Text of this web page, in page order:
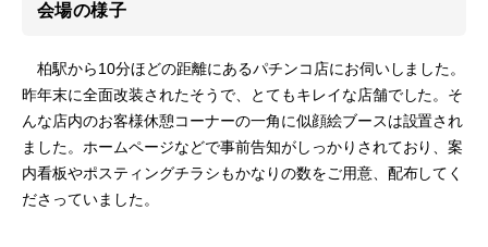
会場の様子
柏駅から10分ほどの距離にあるパチンコ店にお伺いしました。
昨年末に全面改装されたそうで、とてもキレイな店舗でした。そ
んな店内のお客様休憩コーナーの一角に似顔絵ブースは設置され
ました。ホームページなどで事前告知がしっかりされており、案
内看板やポスティングチラシもかなりの数をご用意、配布してく
ださっていました。